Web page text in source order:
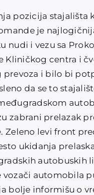
pozicija stajališta
je
nudi i vezu sa
Kliničkog centra i
prevoza i bilo bi
da se to
zabrani prelazak
Zeleno levi front
ukidanja
autobuskih
vozači automobila
bolje informišu o